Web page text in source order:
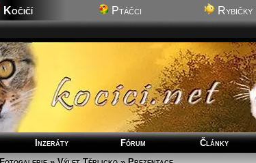
Kočičí Ptáčci Rybičky
Inzeráty Fórum Články